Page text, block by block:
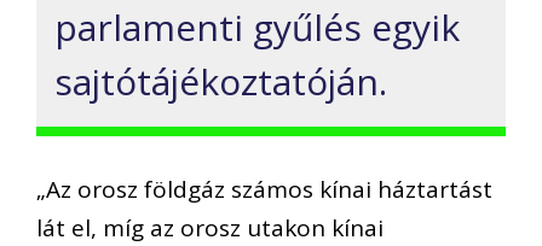
parlamenti gyűlés egyik
sajtótájékoztatóján.
„Az orosz földgáz számos kínai háztartást
lát el, míg az orosz utakon kínai